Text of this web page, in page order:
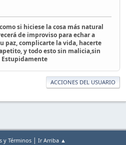
si hiciese la cosa más natural
de improviso para echar a
paz, complicarte la vida, hacerte
y todo esto sin malicia,sin
ACCIONES DEL USUARIO
y Términos | Ir Arriba ▲